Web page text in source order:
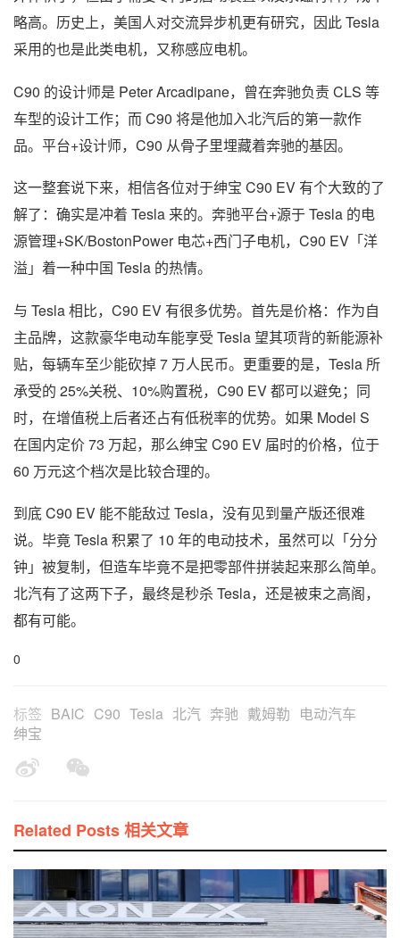
略高。历史上，美国人对交流异步机更有研究，因此 Tesla
采用的也是此类电机，又称感应电机。
C90 的设计师是 Peter Arcadipane，曾在奔驰负责 CLS 等
车型的设计工作；而 C90 将是他加入北汽后的第一款作
品。平台+设计师，C90 从骨子里埋藏着奔驰的基因。
这一整套说下来，相信各位对于绅宝 C90 EV 有个大致的了
解了：确实是冲着 Tesla 来的。奔驰平台+源于 Tesla 的电
源管理+SK/BostonPower 电芯+西门子电机，C90 EV「洋
溢」着一种中国 Tesla 的热情。
与 Tesla 相比，C90 EV 有很多优势。首先是价格：作为自
主品牌，这款豪华电动车能享受 Tesla 望其项背的新能源补
贴，每辆车至少能砍掉 7 万人民币。更重要的是，Tesla 所
承受的 25%关税、10%购置税，C90 EV 都可以避免；同
时，在增值税上后者还占有低税率的优势。如果 Model S
在国内定价 73 万起，那么绅宝 C90 EV 届时的价格，位于
60 万元这个档次是比较合理的。
到底 C90 EV 能不能敌过 Tesla，没有见到量产版还很难
说。毕竟 Tesla 积累了 10 年的电动技术，虽然可以「分分
钟」被复制，但造车毕竟不是把零部件拼装起来那么简单。
北汽有了这两下子，最终是秒杀 Tesla，还是被束之高阁，
都有可能。
0
标签 BAIC C90 Tesla 北汽 奔驰 戴姆勒 电动汽车
绅宝
Related Posts 相关文章